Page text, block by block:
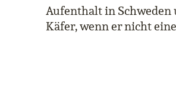
Aufenthalt in Schweden
Käfer, wenn er nicht